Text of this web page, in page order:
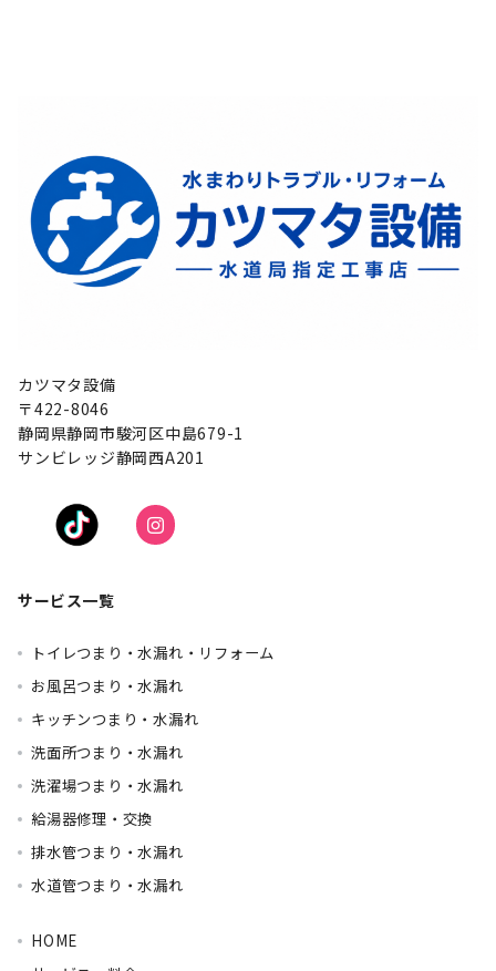
カツマタ設備
〒422-8046
静岡県静岡市駿河区中島679-1
サンビレッジ静岡西A201
サービス一覧
トイレつまり・水漏れ・リフォーム
お風呂つまり・水漏れ
キッチンつまり・水漏れ
洗面所つまり・水漏れ
洗濯場つまり・水漏れ
給湯器修理・交換
排水管つまり・水漏れ
水道管つまり・水漏れ
HOME